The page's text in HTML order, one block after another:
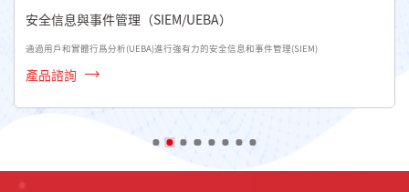
安全信息與事件管理（SIEM/UEBA）
通過用戶和實體行爲分析(UEBA)進行強有力的安全信息和事件管理(SIEM)
產品諮詢